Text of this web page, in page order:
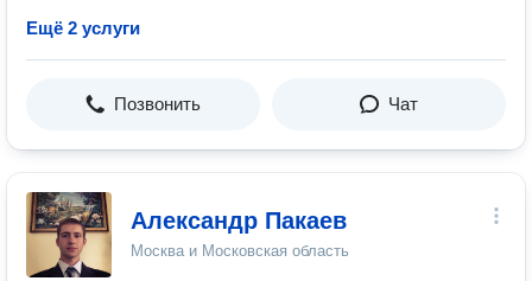
Ещё 2 услуги
Позвонить Чат
Александр Пакаев
Москва и Московская область